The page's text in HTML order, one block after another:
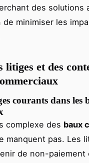
des solutions
de minimiser les
litiges et des
courants dans les
complexe des baux
manquent pas. Les
de non-paiement